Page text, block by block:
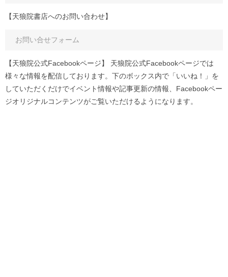
【天狼院書店へのお問い合わせ】
お問い合せフォーム
【天狼院公式Facebookページ】 天狼院公式Facebookページでは
様々な情報を配信しております。下のボックス内で「いいね！」を
していただくだけでイベント情報や記事更新の情報、Facebookペー
ジオリジナルコンテンツがご覧いただけるようになります。